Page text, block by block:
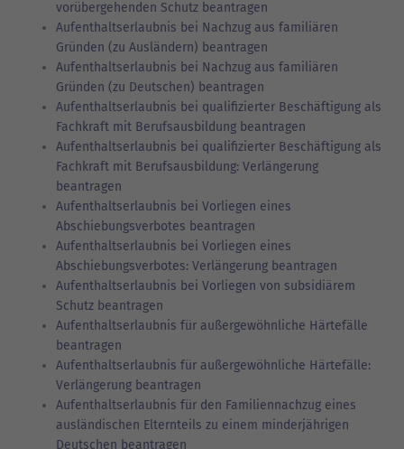
vorübergehenden Schutz beantragen
Aufenthaltserlaubnis bei Nachzug aus familiären
Gründen (zu Ausländern) beantragen
Aufenthaltserlaubnis bei Nachzug aus familiären
Gründen (zu Deutschen) beantragen
Aufenthaltserlaubnis bei qualifizierter Beschäftigung als
Fachkraft mit Berufsausbildung beantragen
Aufenthaltserlaubnis bei qualifizierter Beschäftigung als
Fachkraft mit Berufsausbildung: Verlängerung
beantragen
Aufenthaltserlaubnis bei Vorliegen eines
Abschiebungsverbotes beantragen
Aufenthaltserlaubnis bei Vorliegen eines
Abschiebungsverbotes: Verlängerung beantragen
Aufenthaltserlaubnis bei Vorliegen von subsidiärem
Schutz beantragen
Aufenthaltserlaubnis für außergewöhnliche Härtefälle
beantragen
Aufenthaltserlaubnis für außergewöhnliche Härtefälle:
Verlängerung beantragen
Aufenthaltserlaubnis für den Familiennachzug eines
ausländischen Elternteils zu einem minderjährigen
Deutschen beantragen